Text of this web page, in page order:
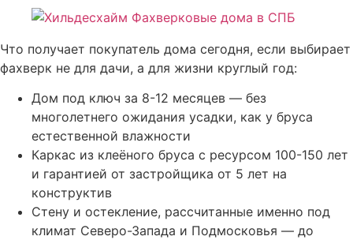
Что получает покупатель дома сегодня, если выбирает
фахверк не для дачи, а для жизни круглый год:
Дом под ключ за 8-12 месяцев — без
многолетнего ожидания усадки, как у бруса
естественной влажности
Каркас из клеёного бруса с ресурсом 100-150 лет
и гарантией от застройщика от 5 лет на
конструктив
Стену и остекление, рассчитанные именно под
климат Северо-Запада и Подмосковья — до